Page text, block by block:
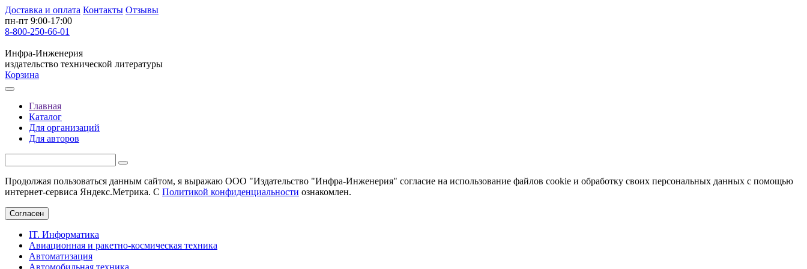
Доставка и оплата Контакты Отзывы
пн-пт 9:00-17:00
8-800-250-66-01
Инфра-Инженерия
издательство технической литературы
Корзина
Главная
Каталог
Для организаций
Для авторов
Продолжая пользоваться данным сайтом, я выражаю ООО "Издательство "Инфра-Инженерия" согласие на использование файлов cookie и обработку своих персональных данных с помощью
интернет-сервиса Яндекс.Метрика. С Политикой конфиденциальности ознакомлен.
Согласен
IT. Информатика
Авиационная и ракетно-космическая техника
Автоматизация
Автомобильная техника